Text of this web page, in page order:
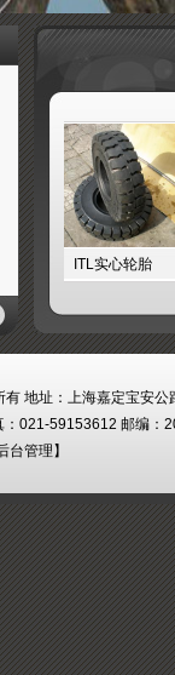
ITL实心轮胎
地址：上海嘉定宝安公
021-59153612 邮编：
台管理 】